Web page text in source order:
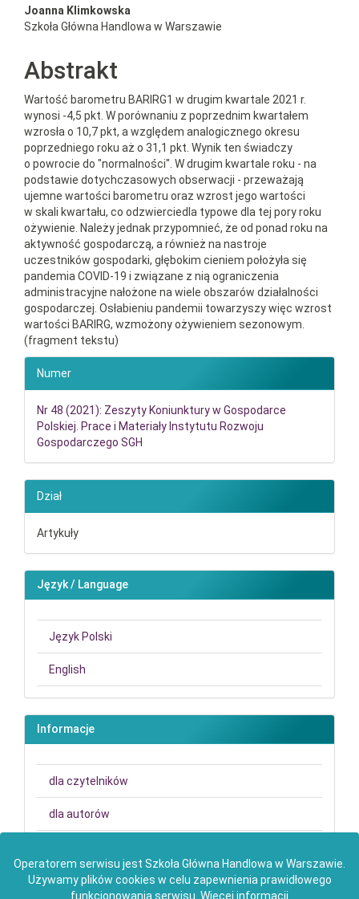
Joanna Klimkowska
Szkoła Główna Handlowa w Warszawie
Abstrakt
Wartość barometru BARIRG1 w drugim kwartale 2021 r.
wynosi -4,5 pkt. W porównaniu z poprzednim kwartałem
wzrosła o 10,7 pkt, a względem analogicznego okresu
poprzedniego roku aż o 31,1 pkt. Wynik ten świadczy
o powrocie do "normalności". W drugim kwartale roku - na
podstawie dotychczasowych obserwacji - przeważają
ujemne wartości barometru oraz wzrost jego wartości
w skali kwartału, co odzwierciedla typowe dla tej pory roku
ożywienie. Należy jednak przypomnieć, że od ponad roku na
aktywność gospodarczą, a również na nastroje
uczestników gospodarki, głębokim cieniem położyła się
pandemia COVID-19 i związane z nią ograniczenia
administracyjne nałożone na wiele obszarów działalności
gospodarczej. Osłabieniu pandemii towarzyszy więc wzrost
wartości BARIRG, wzmożony ożywieniem sezonowym.
(fragment tekstu)
Numer
Nr 48 (2021): Zeszyty Koniunktury w Gospodarce
Polskiej. Prace i Materiały Instytutu Rozwoju
Gospodarczego SGH
Dział
Artykuły
Język / Language
Język Polski
English
Informacje
dla czytelników
dla autorów
Operatorem serwisu jest Szkoła Główna Handlowa w Warszawie.
Używamy plików cookies w celu zapewnienia prawidłowego
funkcjonowania serwisu. Więcej informacji